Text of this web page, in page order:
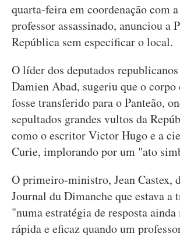
quarta-feira em coordenação com
professor assassinado, anunciou a
República sem especificar o local.
O líder dos deputados
Damien Abad, sugeriu que o corpo
fosse transferido para o Panteão,
sepultados grandes vultos da
como o escritor Victor Hugo e a
Curie, implorando por um "ato
O primeiro-ministro, Jean Castex,
Journal du Dimanche que estava a
"numa estratégia de resposta
rápida e eficaz quando um